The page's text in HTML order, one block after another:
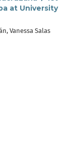
at University
Vanessa Salas